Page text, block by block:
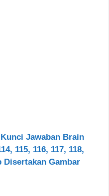
Kunci Jawaban Brain
115, 116, 117, 118,
Disertakan Gambar